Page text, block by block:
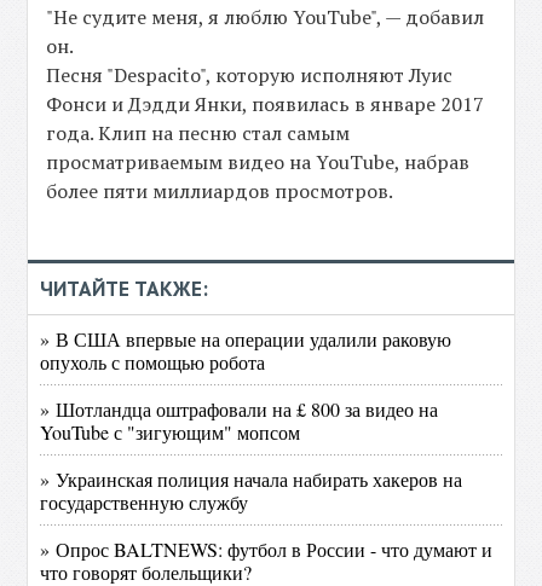
"Не судите меня, я люблю YouTube", — добавил
он.
Песня "Despacito", которую исполняют Луис
Фонси и Дэдди Янки, появилась в январе 2017
года. Клип на песню стал самым
просматриваемым видео на YouTube, набрав
более пяти миллиардов просмотров.
ЧИТАЙТЕ ТАКЖЕ:
» В США впервые на операции удалили раковую
опухоль с помощью робота
» Шотландца оштрафовали на £ 800 за видео на
YouTube с "зигующим" мопсом
» Украинская полиция начала набирать хакеров на
государственную службу
» Опрос BALTNEWS: футбол в России - что думают и
что говорят болельщики?